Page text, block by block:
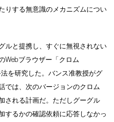
りする無意識のメカニズムについ
ルと提携し、すぐに無視されない
Webブラウザー「クロム
法を研究した。バンス准教授がグ
では、次のバージョンのクロム
される計画だ。ただしグーグル
するかの確認依頼に応答しなかっ